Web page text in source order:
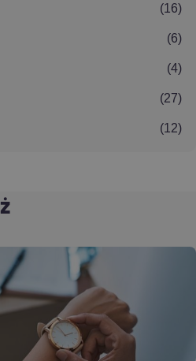
(16)
(6)
(4)
(27)
(12)